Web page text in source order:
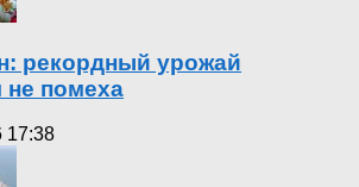
рекордный урожай
не помеха
17:38